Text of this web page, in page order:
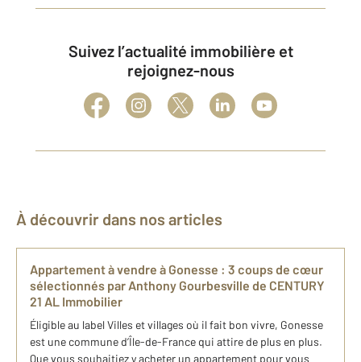
Suivez l’actualité immobilière et
rejoignez-nous
À découvrir dans nos articles
Appartement à vendre à Gonesse : 3 coups de cœur
sélectionnés par Anthony Gourbesville de CENTURY
21 AL Immobilier
Éligible au label Villes et villages où il fait bon vivre, Gonesse
est une commune d’Île-de-France qui attire de plus en plus.
Que vous souhaitiez y acheter un appartement pour vous